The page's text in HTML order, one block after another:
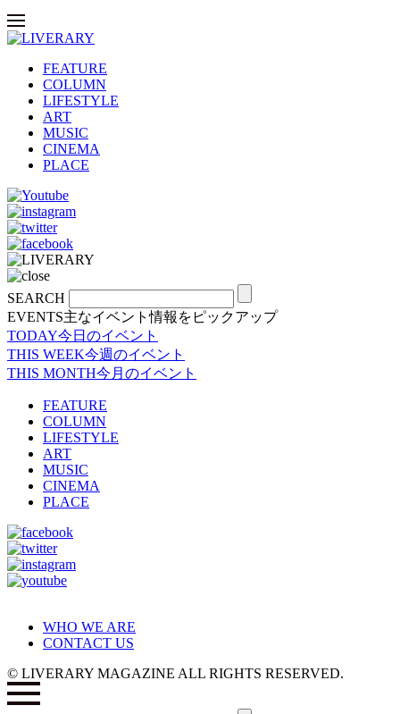
FEATURE
COLUMN
LIFESTYLE
ART
MUSIC
CINEMA
PLACE
SEARCH
EVENTS主なイベント情報をピックアップ
TODAY今日のイベント
THIS WEEK今週のイベント
THIS MONTH今月のイベント
FEATURE
COLUMN
LIFESTYLE
ART
MUSIC
CINEMA
PLACE
WHO WE ARE
CONTACT US
© LIVERARY MAGAZINE ALL RIGHTS RESERVED.